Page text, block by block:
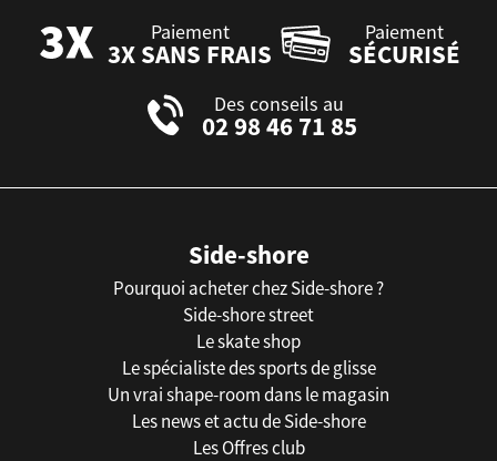
Paiement
3X SANS FRAIS
Paiement
SÉCURISÉ
Des conseils au
02 98 46 71 85
Side-shore
Pourquoi acheter chez Side-shore ?
Side-shore street
Le skate shop
Le spécialiste des sports de glisse
Un vrai shape-room dans le magasin
Les news et actu de Side-shore
Les Offres club